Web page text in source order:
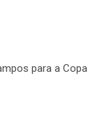
para a Copa